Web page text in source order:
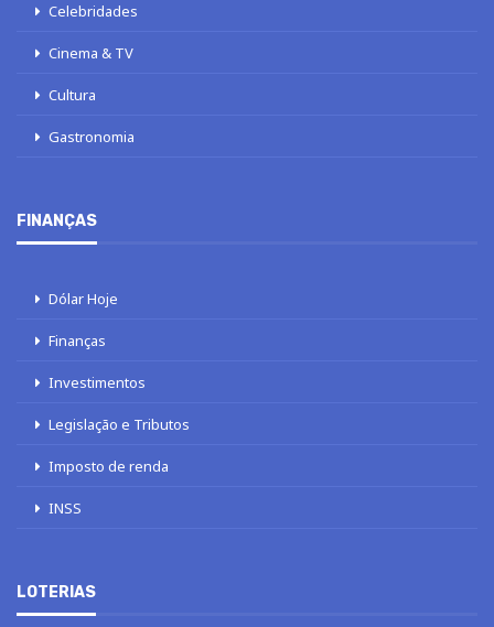
Celebridades
Cinema & TV
Cultura
Gastronomia
FINANÇAS
Dólar Hoje
Finanças
Investimentos
Legislação e Tributos
Imposto de renda
INSS
LOTERIAS